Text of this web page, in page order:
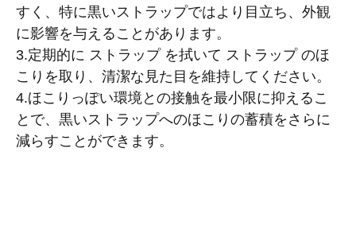
すく、特に黒いストラップではより目立ち、外観
に影響を与えることがあります。
3.定期的に ストラップ を拭いて ストラップ のほ
こりを取り、清潔な見た目を維持してください。
4.ほこりっぽい環境との接触を最小限に抑えるこ
とで、黒いストラップへのほこりの蓄積をさらに
減らすことができます。